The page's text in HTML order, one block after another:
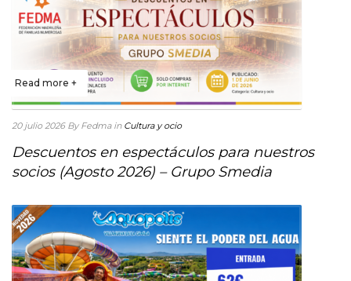
Read more +
20 julio 2026 By Fedma in Cultura y ocio
Descuentos en espectáculos para nuestros
socios (Agosto 2026) – Grupo Smedia